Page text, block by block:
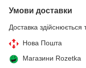
Умови доставки
Доставка здійснюється
Нова Пошта
Магазини Rozetka